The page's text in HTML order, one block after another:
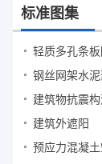
标准图集
轻质多孔条
钢丝网架水泥
建筑外遮阳
预应力混凝